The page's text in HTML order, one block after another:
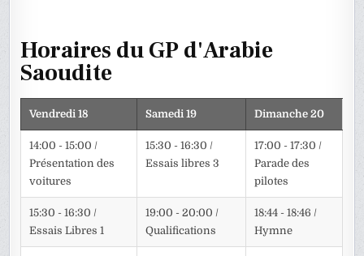
Horaires du GP d'Arabie
Saoudite
Vendredi 18 Samedi 19 Dimanche 20
14:00 - 15:00 /
Présentation des
voitures
15:30 - 16:30 /
Essais libres 3
17:00 - 17:30 /
Parade des
pilotes
15:30 - 16:30 /
Essais Libres 1
19:00 - 20:00 /
Qualifications
18:44 - 18:46 /
Hymne